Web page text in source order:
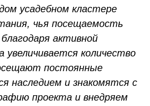
усадебном кластере
чья посещаемость
активной
увеличивается количество
постоянные
наследием и знакомятся с
проекта и внедряем